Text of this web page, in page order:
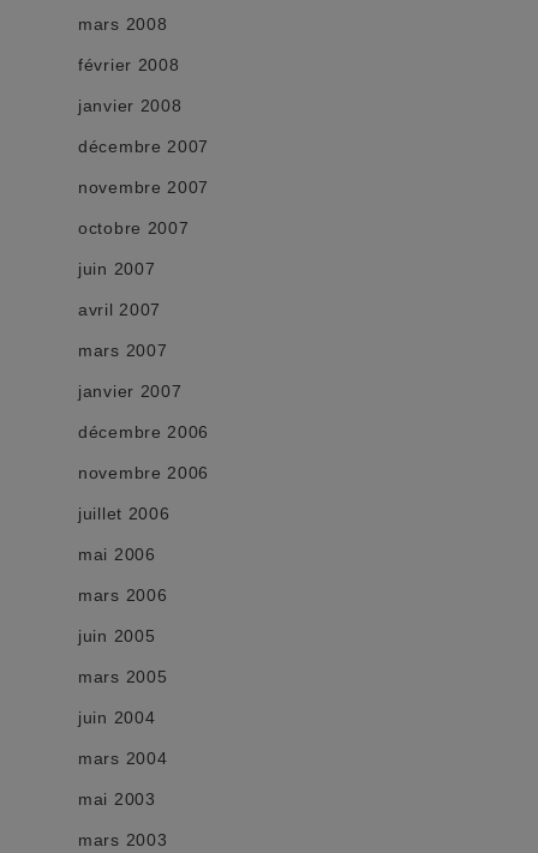
mars 2008
février 2008
janvier 2008
décembre 2007
novembre 2007
octobre 2007
juin 2007
avril 2007
mars 2007
janvier 2007
décembre 2006
novembre 2006
juillet 2006
mai 2006
mars 2006
juin 2005
mars 2005
juin 2004
mars 2004
mai 2003
mars 2003